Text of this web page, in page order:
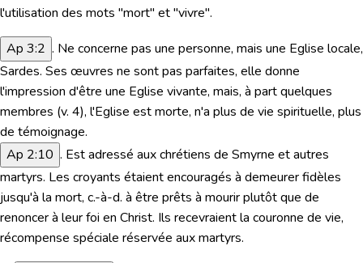
l'utilisation des mots "mort" et "vivre".
Ap 3:2 . Ne concerne pas une personne, mais une Eglise locale,
Sardes. Ses œuvres ne sont pas parfaites, elle donne
l'impression d'être une Eglise vivante, mais, à part quelques
membres (v. 4), l'Eglise est morte, n'a plus de vie spirituelle, plus
de témoignage.
Ap 2:10 . Est adressé aux chrétiens de Smyrne et autres
martyrs. Les croyants étaient encouragés à demeurer fidèles
jusqu'à la mort, c.-à-d. à être prêts à mourir plutôt que de
renoncer à leur foi en Christ. Ils recevraient la couronne de vie,
récompense spéciale réservée aux martyrs.